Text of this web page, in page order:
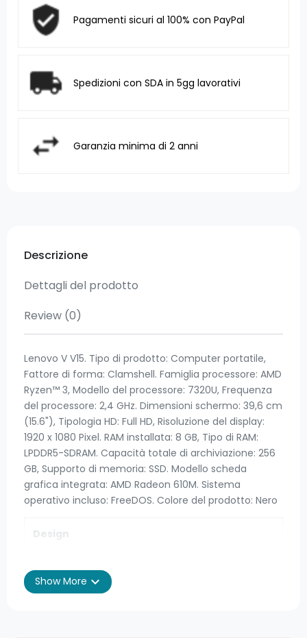
Pagamenti sicuri al 100% con PayPal
Spedizioni con SDA in 5gg lavorativi
Garanzia minima di 2 anni
Descrizione
Dettagli del prodotto
Review (0)
Lenovo V V15. Tipo di prodotto: Computer portatile,
Fattore di forma: Clamshell. Famiglia processore: AMD
Ryzen™ 3, Modello del processore: 7320U, Frequenza
del processore: 2,4 GHz. Dimensioni schermo: 39,6 cm
(15.6"), Tipologia HD: Full HD, Risoluzione del display:
1920 x 1080 Pixel. RAM installata: 8 GB, Tipo di RAM:
LPDDR5-SDRAM. Capacità totale di archiviazione: 256
GB, Supporto di memoria: SSD. Modello scheda
grafica integrata: AMD Radeon 610M. Sistema
operativo incluso: FreeDOS. Colore del prodotto: Nero
Design
Show More expand_more